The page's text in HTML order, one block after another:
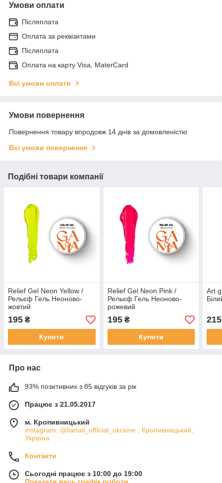
Умови оплати
Післяплата
Оплата за реквізитами
Післяплата
Оплата на карту Visa, MaterCard
Всі умови оплати
Умови повернення
Повернення товару впродовж 14 днів за домовленістю
Всі умови повернення
Подібні товари компанії
Relief Gel Neon Yellow /
Рельєф Гель Неоново-
жовтий
195 ₴
Купити
Relief Gel Neon Pink /
Рельєф Гель Неоново-
рожевий
195₴
Купити
Art
215
Про нас
93% позитивних з 85 відгуків за рік
Працює з 21.05.2017
м. Кропивницький
instagram: @lianail_official_ukraine , Кропивницький,
Україна
Контакти
Сьогодні працює з 10:00 до 19:00